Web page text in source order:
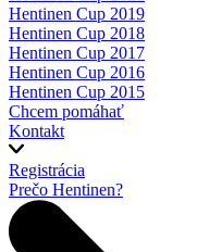
Hentinen Cup 2019
Hentinen Cup 2018
Hentinen Cup 2017
Hentinen Cup 2016
Hentinen Cup 2015
Chcem pomáhať
Kontakt
Registrácia
Prečo Hentinen?